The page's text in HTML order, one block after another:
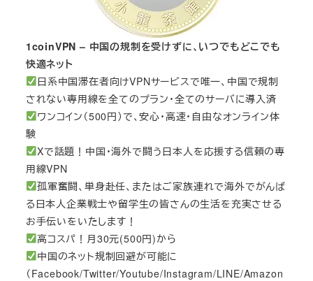
1coinVPN – 中国の規制を受けずに、いつでもどこでも
快適ネット
日系中国滞在者向けVPNサービスで唯一、中国で規制
されない専用線を全てのプラン・全てのサーバに導入済
ワンコイン（500円）で、安心・高速・自由なオンライン体
験
Xで話題！中国・海外で闘う日本人を応援する信頼の専
用線VPN
孤軍奮闘、単身赴任、またはご家族連れで海外でがんば
る日本人企業戦士や留学生の皆さんの生活を充実させる
お手伝いをいたします！
高コスパ！月30元(500円)から
中国のネット規制回避が可能に
（Facebook/Twitter/Youtube/Instagram/LINE/Amazon